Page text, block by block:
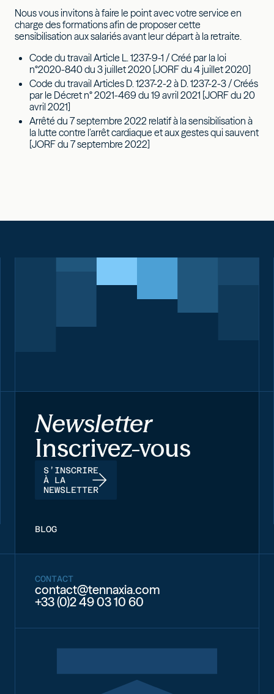
Nous vous invitons à faire le point avec votre service en
charge des formations afin de proposer cette
sensibilisation aux salariés avant leur départ à la retraite.
Code du travail Article L. 1237-9-1 / Créé par la loi
n°2020-840 du 3 juillet 2020 [JORF du 4 juillet 2020]
Code du travail Articles D. 1237-2-2 à D. 1237-2-3 / Créés
par le Décret n° 2021-469 du 19 avril 2021 [JORF du 20
avril 2021]
Arrêté du 7 septembre 2022 relatif à la sensibilisation à
la lutte contre l’arrêt cardiaque et aux gestes qui sauvent
[JORF du 7 septembre 2022]
Newsletter
Inscrivez-vous
S’INSCRIRE
À LA
NEWSLETTER
BLOG
CONTACT
contact@tennaxia.com
+33 (0)2 49 03 10 60